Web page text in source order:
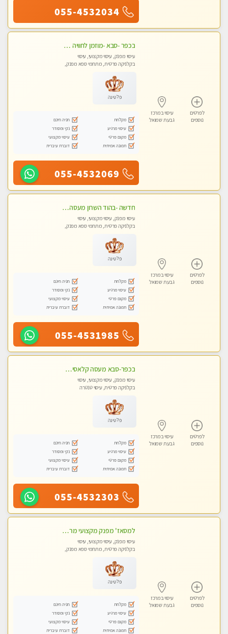
055-4532034
לפרטים
נוספים
עיסוי במרכז
גבעת שמואל
בכפר -סבא -מוזמן לחוויה בלתי נשכחת!!!עיסוי מפנק ביותר מומלץ לחלוטין!!!
עיסוי מפנק, עיסוי מקצועי, עיסוי
בקלניקה פרטית, מתחמי ספא מפנק,
לנשים בלבד
פלטינה
מקלחת
חניה חינם
עיסוי מרגיע
נקי ומסודר
מקום פרטי
עיסוי מקצועי
תמונה אמיתית
דוברת עיברית
055-4532069
לפרטים
נוספים
עיסוי במרכז
גבעת שמואל
חדשה -בהוד השרון מעסה איכותית מפנקת ומקצועית לעיסוי חלומי .....
עיסוי מפנק, עיסוי מקצועי, עיסוי
בקלניקה פרטית, מתחמי ספא מפנק,
פלטינה
מקלחת
חניה חינם
עיסוי מרגיע
נקי ומסודר
מקום פרטי
עיסוי מקצועי
תמונה אמיתית
דוברת עיברית
055-4531985
לפרטים
נוספים
עיסוי במרכז
גבעת שמואל
בכפר-סבא מעסה קלאסית ומפנקת. . highly recommended..new in the city
עיסוי מפנק, עיסוי מקצועי, עיסוי
בקלניקה פרטית, עיסוי טנטרה
פלטינה
מקלחת
חניה חינם
עיסוי מרגיע
נקי ומסודר
מקום פרטי
עיסוי מקצועי
תמונה אמיתית
דוברת עיברית
055-4532303
לפרטים
נוספים
עיסוי במרכז
גבעת שמואל
למסאז' מפנק מקצועי מרגיע ומשחרר את כל הגוף! מומלץ מאוד -ללא מין! בהוד- השרון
עיסוי מפנק, עיסוי מקצועי, עיסוי
בקלניקה פרטית, מתחמי ספא מפנק,
פלטינה
מקלחת
חניה חינם
עיסוי מרגיע
נקי ומסודר
מקום פרטי
עיסוי מקצועי
תמונה אמיתית
דוברת עיברית